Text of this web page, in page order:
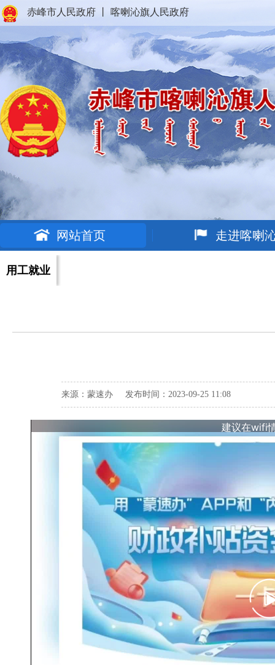
赤峰市人民政府 喀喇沁旗人民政府
网站首页 走进喀喇
用工就业
来源：蒙速办 发布时间：2023-09-25 11:08